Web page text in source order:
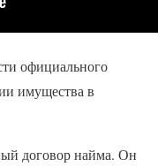
официального
имущества в
договор найма. Он